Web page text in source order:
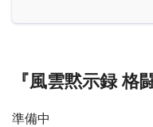
『風雲黙示録 格
準備中